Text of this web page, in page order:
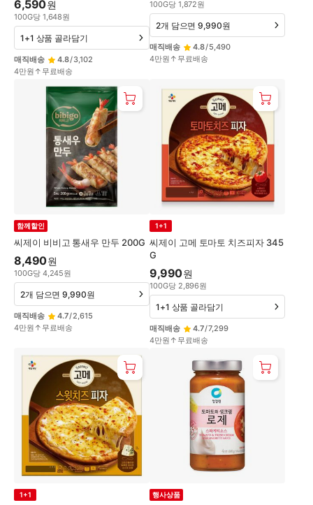
6,590원
100G당 1,648원
매직배송 4.8/3,102
4만원↑무료배송
1+1 상품 골라담기
100G당 1,872원
매직배송 4.8/5,490
4만원↑무료배송
2개 담으면 9,990원
씨제이 비비고 통새우 만두 200G
함께할인
8,490원
100G당 4,245원
매직배송 4.7/2,615
4만원↑무료배송
2개 담으면 9,990원
씨제이 고메 토마토 치즈피자 345
G
1+1
9,990원
100G당 2,896원
매직배송 4.7/7,299
4만원↑무료배송
1+1 상품 골라담기
1+1 행사상품